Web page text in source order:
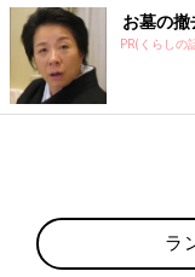
お墓の
PR(くらしの
ラ